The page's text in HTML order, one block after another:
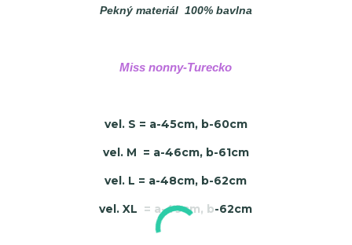
Pekný materiál 100% bavlna
Miss nonny-Turecko
vel. S = a-45cm, b-60cm
vel. M = a-46cm, b-61cm
vel. L = a-48cm, b-62cm
vel. XL = a-49cm, b-62cm